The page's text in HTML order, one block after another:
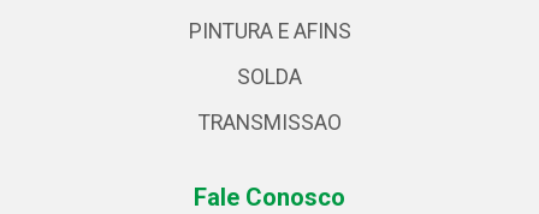
PINTURA E AFINS
SOLDA
TRANSMISSAO
Fale Conosco